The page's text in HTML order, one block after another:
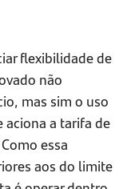
flexibilidade de
não
mas sim o uso
a tarifa de
essa
aos do limite